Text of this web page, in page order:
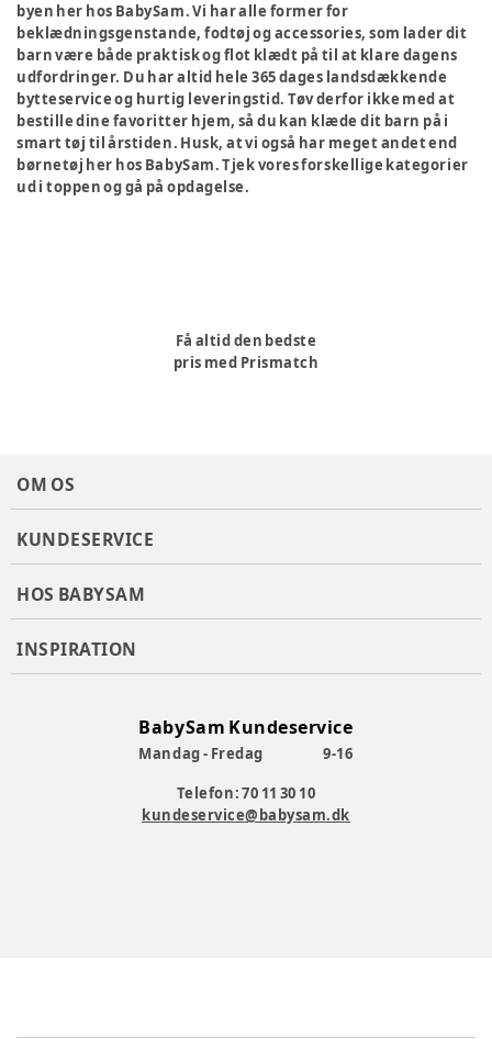
byen her hos BabySam. Vi har alle former for
beklædningsgenstande, fodtøj og accessories, som lader dit
barn være både praktisk og flot klædt på til at klare dagens
udfordringer. Du har altid hele 365 dages landsdækkende
bytteservice og hurtig leveringstid. Tøv derfor ikke med at
bestille dine favoritter hjem, så du kan klæde dit barn på i
smart tøj til årstiden. Husk, at vi også har meget andet end
børnetøj her hos BabySam. Tjek vores forskellige kategorier
ud i toppen og gå på opdagelse.
Få altid den bedste
pris med Prismatch
OM OS
KUNDESERVICE
HOS BABYSAM
INSPIRATION
BabySam Kundeservice
Mandag - Fredag
9-16
Telefon: 70 11 30 10
kundeservice@babysam.dk